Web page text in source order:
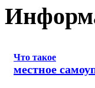
Что такое
местное